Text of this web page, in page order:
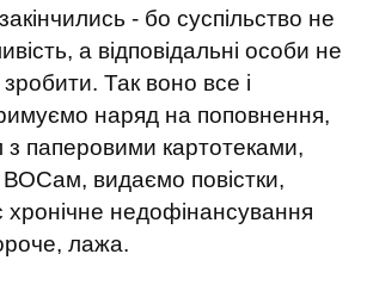
- бо суспільство не
а відповідальні особи не
Так воно все і
наряд на поповнення,
з паперовими картотеками,
видаємо повістки,
недофінансування
лажа.